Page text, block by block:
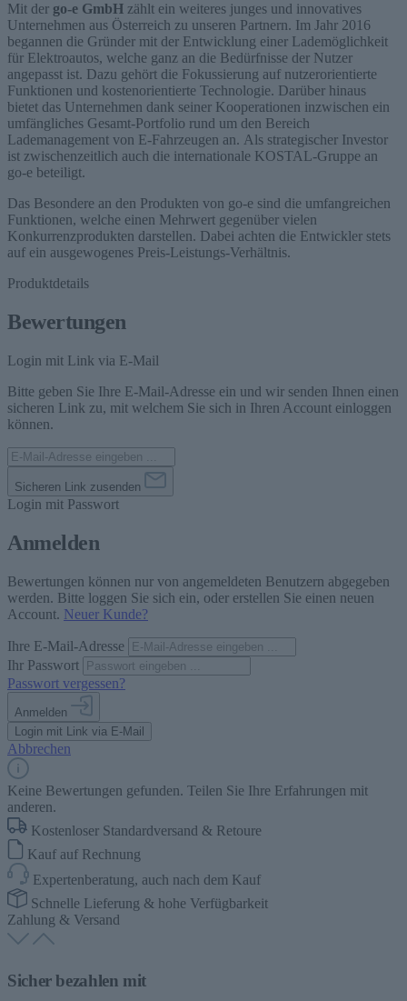
Mit der go-e GmbH zählt ein weiteres junges und innovatives
Unternehmen aus Österreich zu unseren Partnern. Im Jahr 2016
begannen die Gründer mit der Entwicklung einer Lademöglichkeit
für Elektroautos, welche ganz an die Bedürfnisse der Nutzer
angepasst ist. Dazu gehört die Fokussierung auf nutzerorientierte
Funktionen und kostenorientierte Technologie. Darüber hinaus
bietet das Unternehmen dank seiner Kooperationen inzwischen ein
umfängliches Gesamt-Portfolio rund um den Bereich
Lademanagement von E-Fahrzeugen an. Als strategischer Investor
ist zwischenzeitlich auch die internationale KOSTAL-Gruppe an
go-e beteiligt.
Das Besondere an den Produkten von go-e sind die umfangreichen
Funktionen, welche einen Mehrwert gegenüber vielen
Konkurrenzprodukten darstellen. Dabei achten die Entwickler stets
auf ein ausgewogenes Preis-Leistungs-Verhältnis.
Produktdetails
Bewertungen
Login mit Link via E-Mail
Bitte geben Sie Ihre E-Mail-Adresse ein und wir senden Ihnen einen
sicheren Link zu, mit welchem Sie sich in Ihren Account einloggen
können.
Sicheren Link zusenden
Login mit Passwort
Anmelden
Bewertungen können nur von angemeldeten Benutzern abgegeben
werden. Bitte loggen Sie sich ein, oder erstellen Sie einen neuen
Account. Neuer Kunde?
Ihre E-Mail-Adresse
Ihr Passwort
Passwort vergessen?
Anmelden
Login mit Link via E-Mail
Abbrechen
Keine Bewertungen gefunden. Teilen Sie Ihre Erfahrungen mit
anderen.
Kostenloser Standardversand & Retoure
Kauf auf Rechnung
Expertenberatung, auch nach dem Kauf
Schnelle Lieferung & hohe Verfügbarkeit
Zahlung & Versand
Sicher bezahlen mit